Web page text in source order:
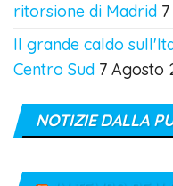
ritorsione di Madrid
Il grande caldo
Centro Sud 7 Agosto
NOTIZIE DALLA